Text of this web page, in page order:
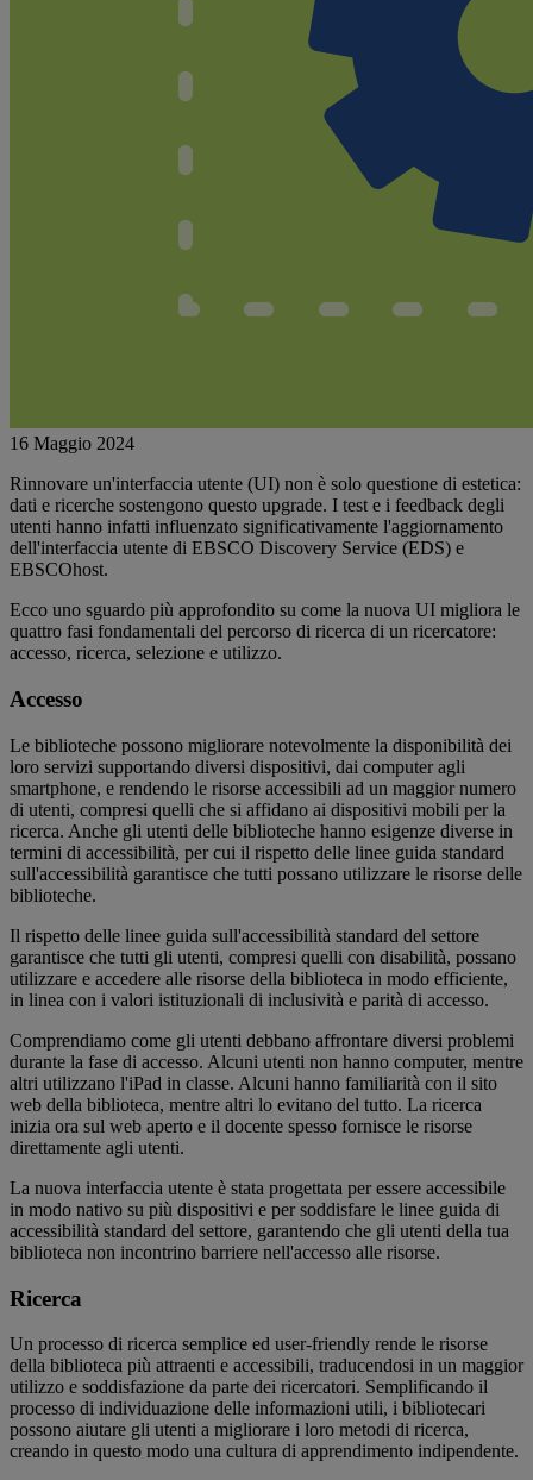
16 Maggio 2024
Rinnovare un'interfaccia utente (UI) non è solo questione di estetica:
dati e ricerche sostengono questo upgrade. I test e i feedback degli
utenti hanno infatti influenzato significativamente l'aggiornamento
dell'interfaccia utente di EBSCO Discovery Service (EDS) e
EBSCOhost.
Ecco uno sguardo più approfondito su come la nuova UI migliora le
quattro fasi fondamentali del percorso di ricerca di un ricercatore:
accesso, ricerca, selezione e utilizzo.
Accesso
Le biblioteche possono migliorare notevolmente la disponibilità dei
loro servizi supportando diversi dispositivi, dai computer agli
smartphone, e rendendo le risorse accessibili ad un maggior numero
di utenti, compresi quelli che si affidano ai dispositivi mobili per la
ricerca. Anche gli utenti delle biblioteche hanno esigenze diverse in
termini di accessibilità, per cui il rispetto delle linee guida standard
sull'accessibilità garantisce che tutti possano utilizzare le risorse delle
biblioteche.
Il rispetto delle linee guida sull'accessibilità standard del settore
garantisce che tutti gli utenti, compresi quelli con disabilità, possano
utilizzare e accedere alle risorse della biblioteca in modo efficiente,
in linea con i valori istituzionali di inclusività e parità di accesso.
Comprendiamo come gli utenti debbano affrontare diversi problemi
durante la fase di accesso. Alcuni utenti non hanno computer, mentre
altri utilizzano l'iPad in classe. Alcuni hanno familiarità con il sito
web della biblioteca, mentre altri lo evitano del tutto. La ricerca
inizia ora sul web aperto e il docente spesso fornisce le risorse
direttamente agli utenti.
La nuova interfaccia utente è stata progettata per essere accessibile
in modo nativo su più dispositivi e per soddisfare le linee guida di
accessibilità standard del settore, garantendo che gli utenti della tua
biblioteca non incontrino barriere nell'accesso alle risorse.
Ricerca
Un processo di ricerca semplice ed user-friendly rende le risorse
della biblioteca più attraenti e accessibili, traducendosi in un maggior
utilizzo e soddisfazione da parte dei ricercatori. Semplificando il
processo di individuazione delle informazioni utili, i bibliotecari
possono aiutare gli utenti a migliorare i loro metodi di ricerca,
creando in questo modo una cultura di apprendimento indipendente.